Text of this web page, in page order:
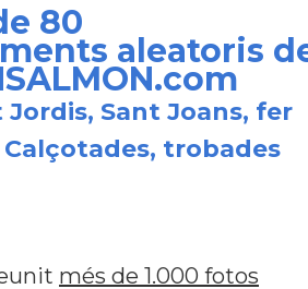
80
aleatoris
Jordis, Sant Joans, fer
Calçotades, trobades
més de 1.000 fotos